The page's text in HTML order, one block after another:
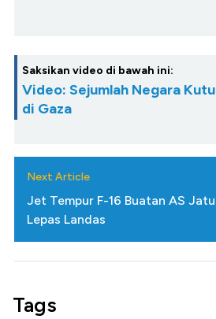
Saksikan video di bawah ini:
Video: Sejumlah Negara
di Gaza
Next Article
Jet Tempur F-16 Buatan AS
Lepas Landas
Tags